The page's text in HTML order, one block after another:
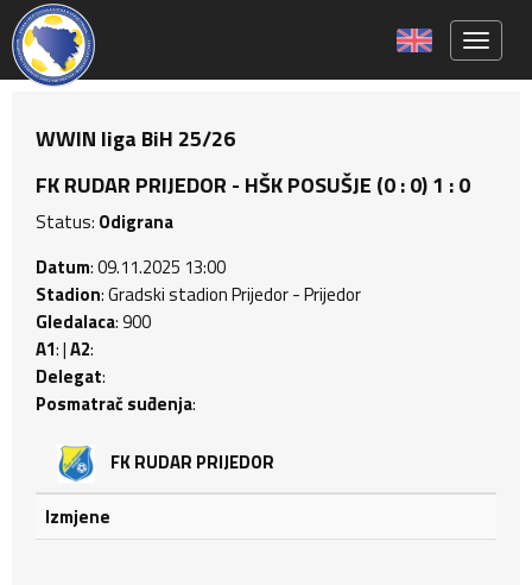
WWIN liga BiH 25/26
FK RUDAR PRIJEDOR - HŠK POSUŠJE (0 : 0) 1 : 0
Status: Odigrana
Datum: 09.11.2025 13:00
Stadion: Gradski stadion Prijedor - Prijedor
Gledalaca: 900
A1: |A2:
Delegat:
Posmatrač suđenja:
FK RUDAR PRIJEDOR
Izmjene